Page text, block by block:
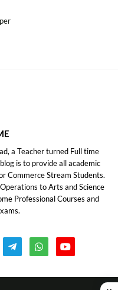
a Teacher turned Full time
is to provide all academic
Commerce Stream Students.
to Arts and Science
Professional Courses and